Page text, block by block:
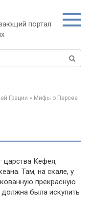
портал
Греции » Мифы о Персее
царства Кефея,
Там, на скале, у
прекрасную
была искупить